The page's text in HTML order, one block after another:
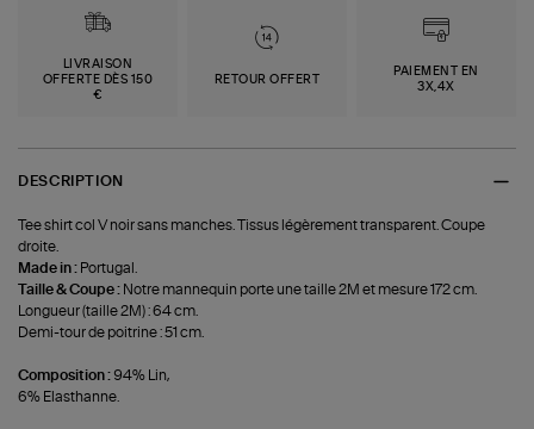
LIVRAISON
OFFERTE DÈS 150
€
RETOUR OFFERT
PAIEMENT EN
3X,4X
DESCRIPTION
Tee shirt col V noir sans manches. Tissus légèrement transparent. Coupe
droite.
Made in : Portugal.
Taille & Coupe : Notre mannequin porte une taille 2M et mesure 172 cm.
Longueur (taille 2M) : 64 cm.
Demi-tour de poitrine : 51 cm.
Composition : 94% Lin,
6% Elasthanne.